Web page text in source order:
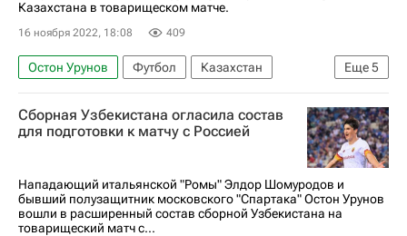
Казахстана в товарищеском матче.
16 ноября 2022, 18:08 409
Еще5
Остон Урунов Футбол
Казахстан
Сергей Карасев (футбол)
Элдор Шомуродов
Казахстан
Узбекистан Ташкент
Сборная Узбекистана огласила состав
для подготовки к матчу с Россией
Нападающий итальянской "Ромы" Элдор Шомуродов и
бывший полузащитник московского "Спартака" Остон Урунов
вошли в расширенный состав сборной Узбекистана на
товарищеский матч с...